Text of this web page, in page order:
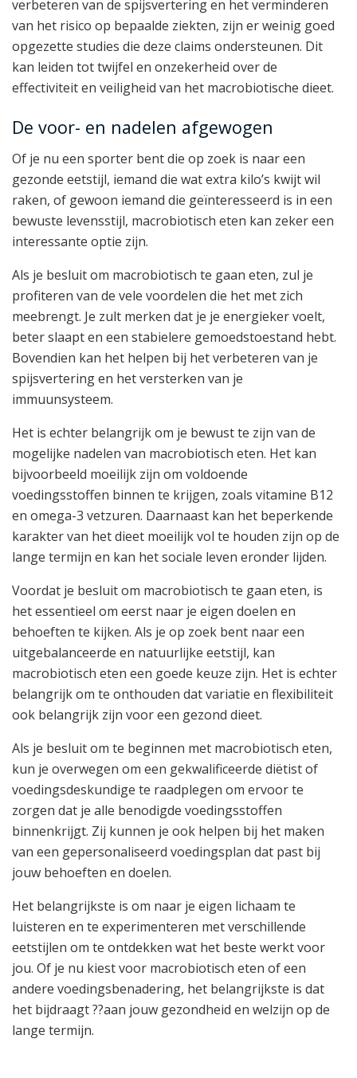
verbeteren van de spijsvertering en het verminderen
van het risico op bepaalde ziekten, zijn er weinig goed
opgezette studies die deze claims ondersteunen. Dit
kan leiden tot twijfel en onzekerheid over de
effectiviteit en veiligheid van het macrobiotische dieet.
De voor- en nadelen afgewogen
Of je nu een sporter bent die op zoek is naar een
gezonde eetstijl, iemand die wat extra kilo’s kwijt wil
raken, of gewoon iemand die geïnteresseerd is in een
bewuste levensstijl, macrobiotisch eten kan zeker een
interessante optie zijn.
Als je besluit om macrobiotisch te gaan eten, zul je
profiteren van de vele voordelen die het met zich
meebrengt. Je zult merken dat je je energieker voelt,
beter slaapt en een stabielere gemoedstoestand hebt.
Bovendien kan het helpen bij het verbeteren van je
spijsvertering en het versterken van je
immuunsysteem.
Het is echter belangrijk om je bewust te zijn van de
mogelijke nadelen van macrobiotisch eten. Het kan
bijvoorbeeld moeilijk zijn om voldoende
voedingsstoffen binnen te krijgen, zoals vitamine B12
en omega-3 vetzuren. Daarnaast kan het beperkende
karakter van het dieet moeilijk vol te houden zijn op de
lange termijn en kan het sociale leven eronder lijden.
Voordat je besluit om macrobiotisch te gaan eten, is
het essentieel om eerst naar je eigen doelen en
behoeften te kijken. Als je op zoek bent naar een
uitgebalanceerde en natuurlijke eetstijl, kan
macrobiotisch eten een goede keuze zijn. Het is echter
belangrijk om te onthouden dat variatie en flexibiliteit
ook belangrijk zijn voor een gezond dieet.
Als je besluit om te beginnen met macrobiotisch eten,
kun je overwegen om een gekwalificeerde diëtist of
voedingsdeskundige te raadplegen om ervoor te
zorgen dat je alle benodigde voedingsstoffen
binnenkrijgt. Zij kunnen je ook helpen bij het maken
van een gepersonaliseerd voedingsplan dat past bij
jouw behoeften en doelen.
Het belangrijkste is om naar je eigen lichaam te
luisteren en te experimenteren met verschillende
eetstijlen om te ontdekken wat het beste werkt voor
jou. Of je nu kiest voor macrobiotisch eten of een
andere voedingsbenadering, het belangrijkste is dat
het bijdraagt ??aan jouw gezondheid en welzijn op de
lange termijn.